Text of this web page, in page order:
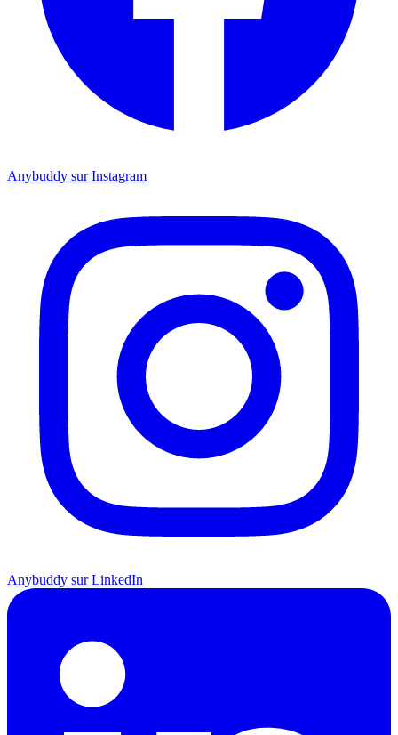
Anybuddy sur Instagram
Anybuddy sur LinkedIn